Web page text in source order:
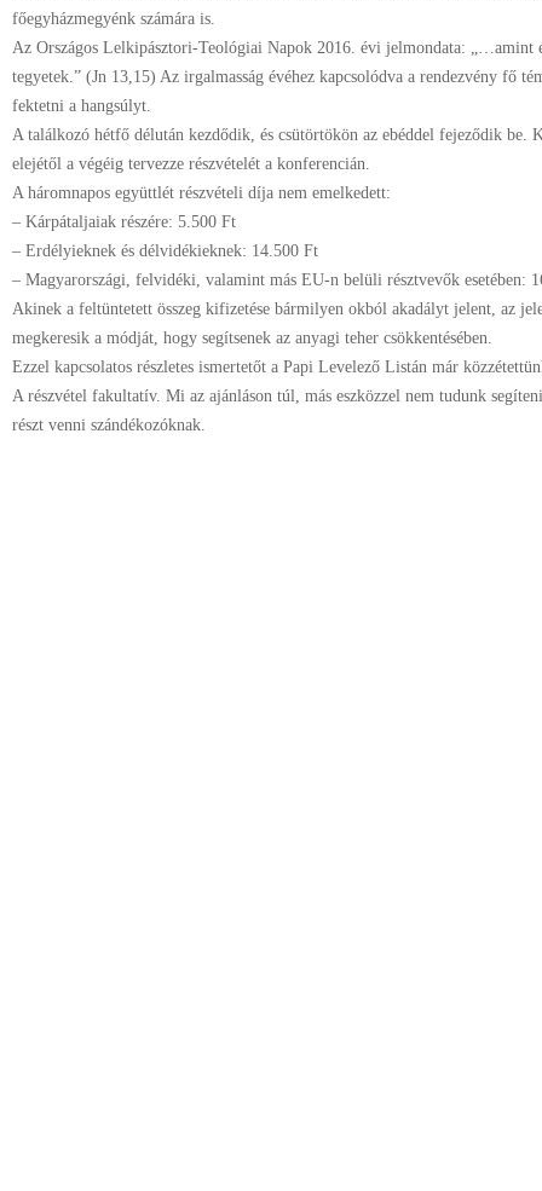
főegyházmegyénk számára is.
Az Országos Lelkipásztori-Teológiai Napok 2016. évi jelmondata: „…amint
tegyetek.” (Jn 13,15) Az irgalmasság évéhez kapcsolódva a rendezvény fő
fektetni a hangsúlyt.
A találkozó hétfő délután kezdődik, és csütörtökön az ebéddel fejeződik be.
elejétől a végéig tervezze részvételét a konferencián.
A háromnapos együttlét részvételi díja nem emelkedett:
– Kárpátaljaiak részére: 5.500 Ft
– Erdélyieknek és délvidékieknek: 14.500 Ft
– Magyarországi, felvidéki, valamint más EU-n belüli résztvevők esetében:
Akinek a feltüntetett összeg kifizetése bármilyen okból akadályt jelent, az
megkeresik a módját, hogy segítsenek az anyagi teher csökkentésében.
Ezzel kapcsolatos részletes ismertetőt a Papi Levelező Listán már
A részvétel fakultatív. Mi az ajánláson túl, más eszközzel nem tudunk
részt venni szándékozóknak.